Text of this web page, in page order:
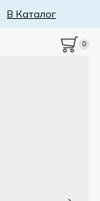
В Каталог
0